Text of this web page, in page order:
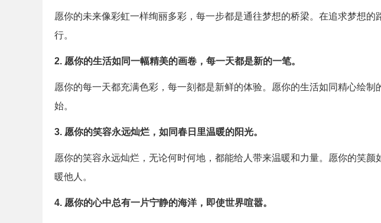
愿你的未来像彩虹一样绚丽多彩，每一步都是通往梦想的桥梁。在追求梦想的
行。
2. 愿你的生活如同一幅精美的画卷，每一天都是新的一笔。
愿你的每一天都充满色彩，每一刻都是新鲜的体验。愿你的生活如同精心绘制
始。
3. 愿你的笑容永远灿烂，如同春日里温暖的阳光。
愿你的笑容永远灿烂，无论何时何地，都能给人带来温暖和力量。愿你的笑颜
暖他人。
4. 愿你的心中总有一片宁静的海洋，即使世界喧嚣。